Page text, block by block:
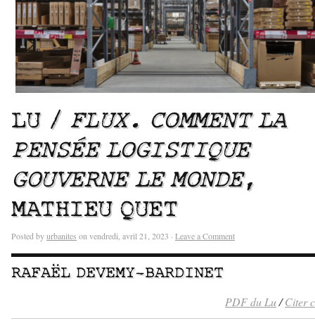
LU / FLUX. COMMENT LA
PENSÉE LOGISTIQUE
GOUVERNE LE MONDE,
MATHIEU QUET
Posted byurbanites on vendredi, avril 21, 2023 · Leave a Comment
RAFAËL DEVEMY-BARDINET
PDF du Lu/Citer